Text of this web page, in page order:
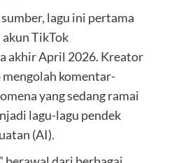
lagu ini pertama
TikTok
akhir April 2026. Kreator
komentar-
yang sedang ramai
lagu-lagu pendek
(AI).